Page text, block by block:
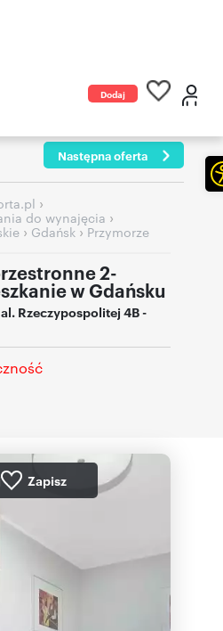
Dodaj
Następna oferta
›
do wynajęcia ›
› Gdańsk›Przymorze
2-
w Gdańsku
al. Rzeczypospolitej 4B-
Zapisz